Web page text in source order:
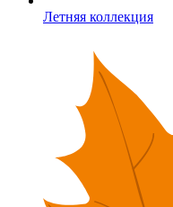
Летняя коллекция